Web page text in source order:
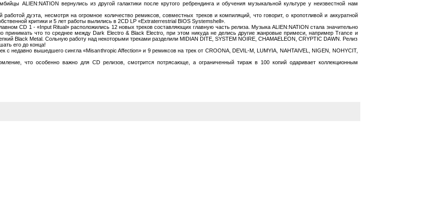
ALIEN:NATION вернулись из другой галактики после крутого ребрендинга и обучения музыкальной культуре у неизвестной нам
дуэта, несмотря на огромное количество ремиксов, совместных треков и компиляций, что говорит, о кропотливой и аккуратной
критики и 5 лет работы вылились в 2CD LP «Extraterrestrial BIOS Systemshell».
CD 1 - «Input Ritual» расположились 12 новых треков составляющих главную часть релиза. Музыка ALIEN:NATION стала значительно
принимать что то среднее между Dark Electro & Black Electro, при этом никуда не делись другие жанровые примеси, например Trance и
Black Metal. Сольную работу над некоторыми треками разделили MIDIAN DITE, SYSTEM NOIRE, CHAMAELEON, CRYPTIC DAWN. Релиз
его до конца!
с недавно вышедшего сингла «Misanthropic Affection» и 9 ремиксов на трек от CROONA, DEVIL-M, LUMYIA, NAHTAIVEL, NIGEN, NOHYCIT,
что особенно важно для CD релизов, смотрится потрясающе, а ограниченный тираж в 100 копий одаривает коллекционным